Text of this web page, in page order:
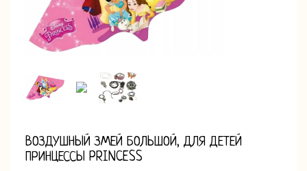
ВОЗДУШНЫЙ ЗМЕЙ БОЛЬШОЙ, ДЛЯ ДЕТЕЙ
ПРИНЦЕССЫ PRINCESS